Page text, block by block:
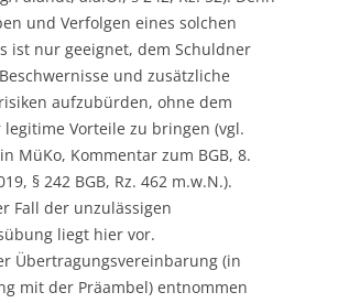
und Verfolgen eines solchen
ist nur geeignet, dem Schuldner
und zusätzliche
aufzubürden, ohne dem
legitime Vorteile zu bringen (vgl.
MüKo, Kommentar zum BGB, 8.
§ 242 BGB, Rz. 462 m.w.N.).
Fall der unzulässigen
liegt hier vor.
Übertragungsvereinbarung (in
mit der Präambel) entnommen